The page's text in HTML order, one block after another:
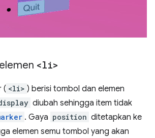
<li>
( <li> ) berisi tombol dan elemen
diubah sehingga item tidak
. Gaya position ditetapkan ke
elemen semu tombol yang akan